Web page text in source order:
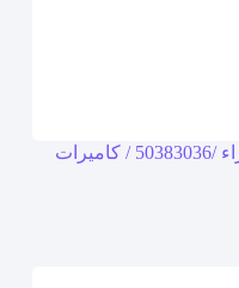
فني تركيب كاميرات وايرلس الجهراء /50383036 / كاميرات